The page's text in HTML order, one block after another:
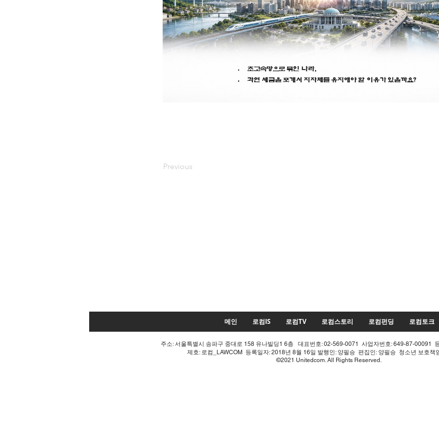
Previous
메인 로컴IS 로컴TV 로컴스토리 로컴펀딩 로컴토크
주소: 서울특별시 송파구 중대로 158 유나빌딩1 6층 대표번호: 02-569-0071 사업자번호: 649-87-00091
제호: 로컴_LAWCOM 등록일자: 2018년 8월 16일 발행인: 양필승 편집인: 양필승 청소년 보호
©2021 Unitedcom. All Rights Reserved.